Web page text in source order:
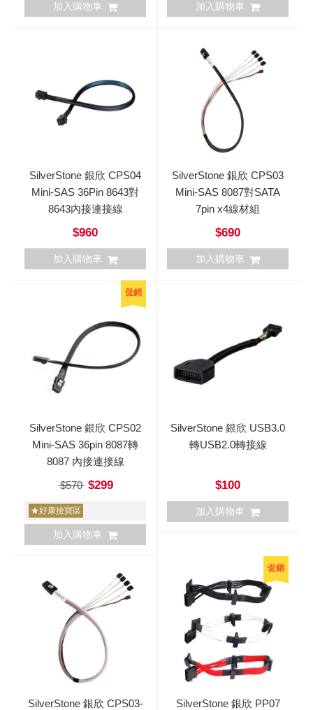
加入購物車 加入購物車
SilverStone 銀欣 CPS04
Mini-SAS 36Pin 8643對
8643內接連接線
$960
加入購物車
SilverStone 銀欣 CPS03
Mini-SAS 8087對SATA
7pin x4線材組
$690
加入購物車
促銷
SilverStone 銀欣 CPS02
Mini-SAS 36pin 8087轉
8087 內接連接線
$570$299
★好康撿寶區
加入購物車
SilverStone 銀欣 USB3.0
轉USB2.0轉接線
$100
加入購物車
SilverStone 銀欣 CPS03-
促銷
SilverStone 銀欣 PP07